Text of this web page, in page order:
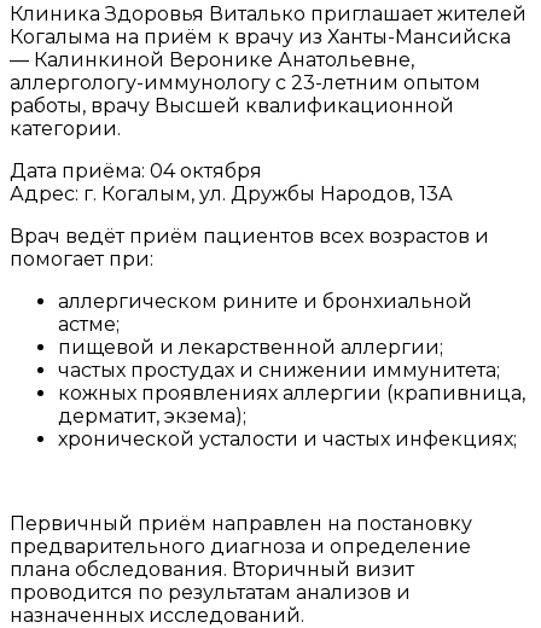
Клиника Здоровья Виталько приглашает жителей
Когалыма на приём к врачу из Ханты-Мансийска
— Калинкиной Веронике Анатольевне,
аллергологу-иммунологу с 23-летним опытом
работы, врачу Высшей квалификационной
категории.
Дата приёма: 04 октября
Адрес: г. Когалым, ул. Дружбы Народов, 13А
Врач ведёт приём пациентов всех возрастов и
помогает при:
аллергическом рините и бронхиальной
астме;
пищевой и лекарственной аллергии;
частых простудах и снижении иммунитета;
кожных проявлениях аллергии (крапивница,
дерматит, экзема);
хронической усталости и частых инфекциях;
Первичный приём направлен на постановку
предварительного диагноза и определение
плана обследования. Вторичный визит
проводится по результатам анализов и
назначенных исследований.